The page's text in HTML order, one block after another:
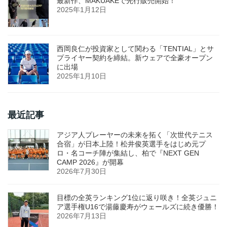
2025年1月12日
西岡良仁が投資家として関わる「TENTIAL」とサ
プライヤー契約を締結。新ウェアで全豪オープン
に出場
2025年1月10日
最近記事
アジア人プレーヤーの未来を拓く「次世代テニス
合宿」が日本上陸！松井俊英選手をはじめ元プ
ロ・名コーチ陣が集結し、柏で『NEXT GEN
CAMP 2026』が開幕
2026年7月30日
目標の全英ランキング1位に返り咲き！全英ジュニ
ア選手権U16で湯藤慶寿がウェールズに続き優勝！
2026年7月13日